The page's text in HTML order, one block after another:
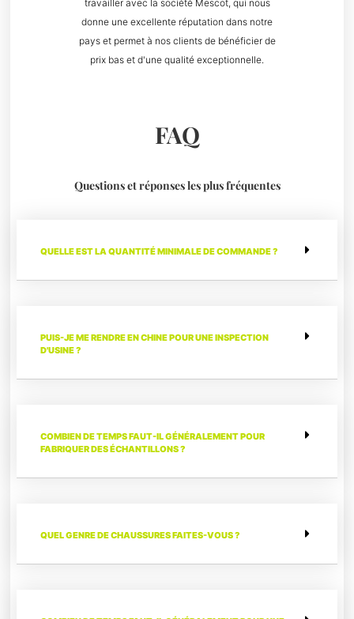
travailler avec la société Mescot, qui nous
donne une excellente réputation dans notre
pays et permet à nos clients de bénéficier de
prix bas et d'une qualité exceptionnelle.
FAQ
Questions et réponses les plus fréquentes
QUELLE EST LA QUANTITÉ MINIMALE DE COMMANDE ?
PUIS-JE ME RENDRE EN CHINE POUR UNE INSPECTION
D'USINE ?
COMBIEN DE TEMPS FAUT-IL GÉNÉRALEMENT POUR
FABRIQUER DES ÉCHANTILLONS ?
QUEL GENRE DE CHAUSSURES FAITES-VOUS ?